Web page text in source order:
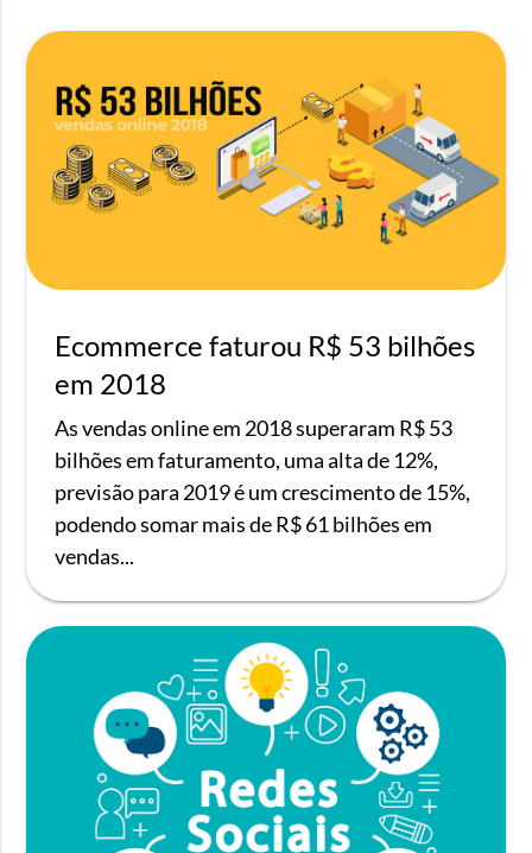
Ecommerce faturou R$ 53 bilhões
em 2018
As vendas online em 2018 superaram R$ 53
bilhões em faturamento, uma alta de 12%,
previsão para 2019 é um crescimento de 15%,
podendo somar mais de R$ 61 bilhões em
vendas...